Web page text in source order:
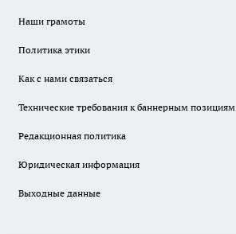
Наши грамоты
Политика этики
Как с нами связаться
Технические требования к баннерным позициям
Редакционная политика
Юридическая информация
Выходные данные